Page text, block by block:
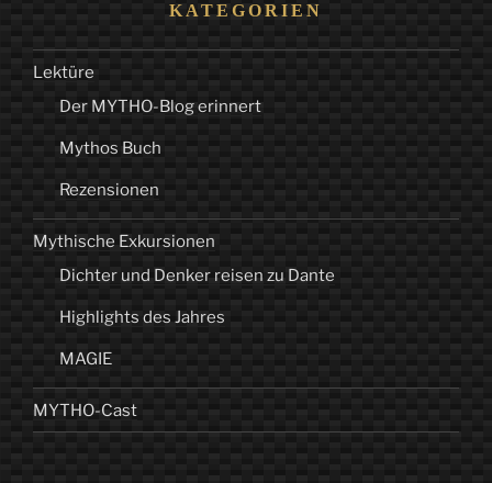
KATEGORIEN
Lektüre
Der MYTHO-Blog erinnert
Mythos Buch
Rezensionen
Mythische Exkursionen
Dichter und Denker reisen zu Dante
Highlights des Jahres
MAGIE
MYTHO-Cast